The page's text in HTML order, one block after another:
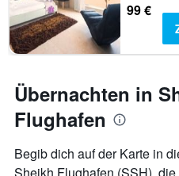
99 €
Übernachten in
Flughafen
Begib dich auf der Karte in